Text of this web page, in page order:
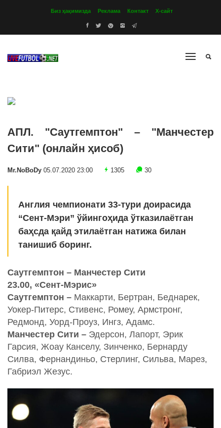
Биз ҳақимизда Реклама Контакт Х-сайт
АПЛ. "Саутгемптон" – "Манчестер
Сити" (онлайн ҳисоб)
Mr.NoBoDy 05.07.2020 23:00 1305 30
Англия чемпионати 33-тури доирасида
“Сент-Мэри” ўйингоҳида ўтказилаётган
баҳсда қайд этилаётган натижа билан
танишиб боринг.
Саутгемптон – Манчестер Сити
23.00, «Сент-Мэрис»
Саутгемптон – Маккарти, Бертран, Беднарек,
Уокер-Питерс, Стивенс, Ромеу, Армстронг,
Редмонд, Уорд-Проуз, Ингз, Адамс.
Манчестер Сити – Эдерсон, Лапорт, Эрик
Гарсия, Жоау Канселу, Зинченко, Бернарду
Силва, Фернандиньо, Стерлинг, Сильва, Марез,
Габриэл Жезус.